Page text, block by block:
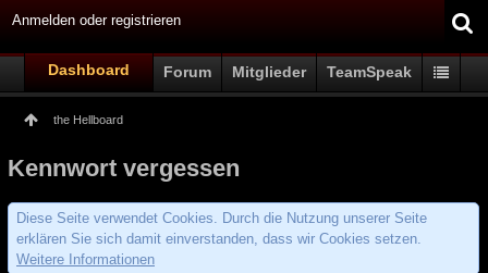
Anmelden oder registrieren
Dashboard Forum Mitglieder TeamSpeak
the Hellboard
Kennwort vergessen
Diese Seite verwendet Cookies. Durch die Nutzung unserer Seite
erklären Sie sich damit einverstanden, dass wir Cookies setzen.
Weitere Informationen